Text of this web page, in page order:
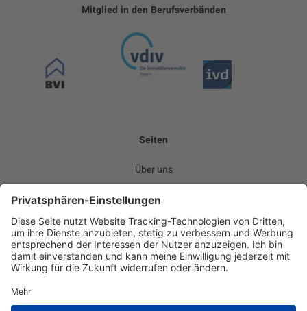
Mitglied in den Berufsverbänden
Seiten
Über uns
Team
Karriere